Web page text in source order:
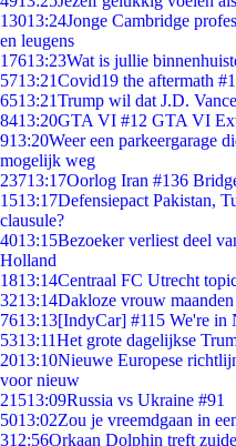
13013:24Jonge Cambridge
en leugens
17613:23Wat is jullie
5713:21Covid19 the aftermath
6513:21Trump wil dat J.D.
8413:20GTA VI #12 GTA VI
913:20Weer een parkeergarage
mogelijk weg
23713:17Oorlog Iran #136
1513:17Defensiepact Pakistan,
clausule?
4013:15Bezoeker verliest deel
Holland
1813:14Centraal FC Utrecht
3213:14Dakloze vrouw
7613:13[IndyCar] #115 We're in
5313:11Het grote dagelijkse
2013:10Nieuwe Europese
voor nieuw
21513:09Russia vs Ukraine #91
5013:02Zou je vreemdgaan in
312:56Orkaan Dolphin treft